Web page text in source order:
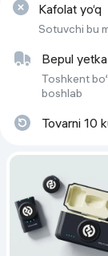
Kafolat yo‘q
Sotuvchi bu
Bepul
Toshkent
boshlab
Tovarni 10